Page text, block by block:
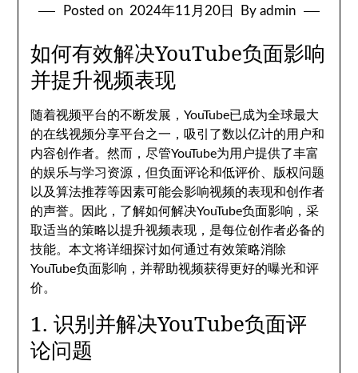
Posted on 2024年11月20日 By admin
如何有效解决YouTube负面影响
并提升视频表现
随着视频平台的不断发展，YouTube已成为全球最大
的在线视频分享平台之一，吸引了数以亿计的用户和
内容创作者。然而，尽管YouTube为用户提供了丰富
的娱乐与学习资源，但负面评论和低评价、版权问题
以及算法推荐等因素可能会影响视频的表现和创作者
的声誉。因此，了解如何解决YouTube负面影响，采
取适当的策略以提升视频表现，是每位创作者必备的
技能。本文将详细探讨如何通过有效策略消除
YouTube负面影响，并帮助视频获得更好的曝光和评
价。
1. 识别并解决YouTube负面评
论问题